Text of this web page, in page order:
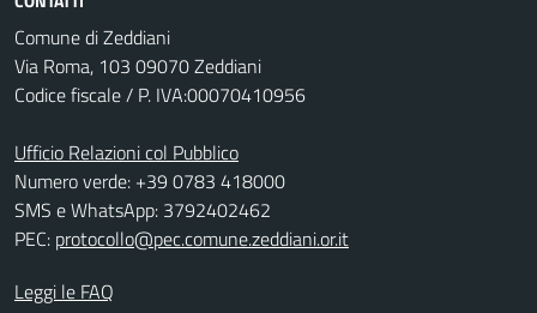
Comune di Zeddiani
Via Roma, 103 09070 Zeddiani
Codice fiscale / P. IVA:00070410956
Ufficio Relazioni col Pubblico
Numero verde: +39 0783 418000
SMS e WhatsApp: 3792402462
PEC: protocollo@pec.comune.zeddiani.or.it
Leggi le FAQ